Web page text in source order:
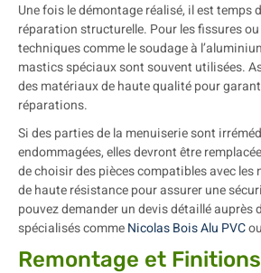
Une fois le démontage réalisé, il est temps
réparation structurelle. Pour les fissures ou
techniques comme le soudage à
mastics spéciaux sont souvent utilisées.
des matériaux de haute qualité pour
réparations.
Si des parties de la menuiserie sont
endommagées, elles devront être
de choisir des pièces compatibles avec les
de haute résistance pour assurer une
pouvez demander un devis détaillé auprès
spécialisés commeNicolas Bois Alu PVCou
Remontage et Finitions